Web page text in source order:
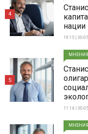
нации
19:15 | 30-
4
МНЕНИЯ
11:14 | 30-
5
МНЕНИЯ